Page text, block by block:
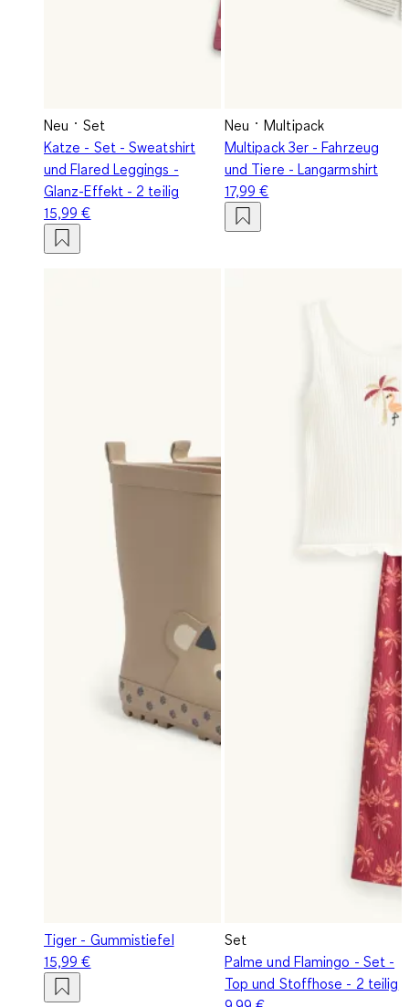
Neu
Set
Katze - Set - Sweatshirt
und Flared Leggings -
Glanz-Effekt - 2 teilig
15,99 €
Neu
Multipack
Multipack 3er - Fahrzeug
und Tiere - Langarmshirt
17,99 €
Tiger - Gummistiefel
15,99 €
Set
Palme und Flamingo - Set -
Top und Stoffhose - 2 teilig